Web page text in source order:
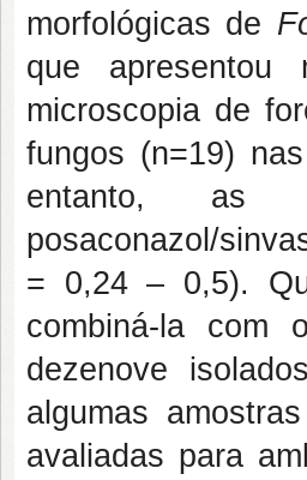
morfológicas de
que
microscopia de
fungos (n=19)
entanto, as
posaconazol/
= 0,24 – 0,5).
combiná-la com
dezenove
algumas
avaliadas para